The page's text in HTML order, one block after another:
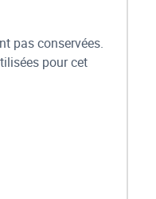
pas conservées.
pour cet